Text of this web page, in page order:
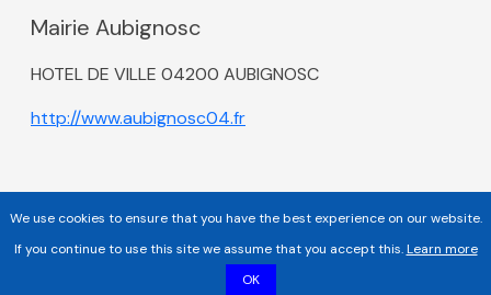
Mairie Aubignosc
HOTEL DE VILLE 04200 AUBIGNOSC
http://www.aubignosc04.fr
We use cookies to ensure that you have the best experience on our website.
If you continue to use this site we assume that you accept this.Learn more
OK